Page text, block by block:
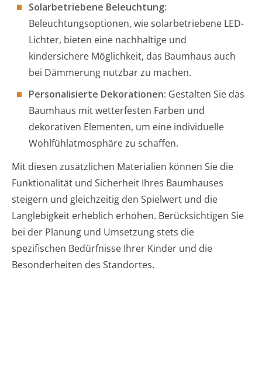
Solarbetriebene Beleuchtung:
Beleuchtungsoptionen, wie solarbetriebene LED-
Lichter, bieten eine nachhaltige und
kindersichere Möglichkeit, das Baumhaus auch
bei Dämmerung nutzbar zu machen.
Personalisierte Dekorationen: Gestalten Sie das
Baumhaus mit wetterfesten Farben und
dekorativen Elementen, um eine individuelle
Wohlfühlatmosphäre zu schaffen.
Mit diesen zusätzlichen Materialien können Sie die
Funktionalität und Sicherheit Ihres Baumhauses
steigern und gleichzeitig den Spielwert und die
Langlebigkeit erheblich erhöhen. Berücksichtigen Sie
bei der Planung und Umsetzung stets die
spezifischen Bedürfnisse Ihrer Kinder und die
Besonderheiten des Standortes.